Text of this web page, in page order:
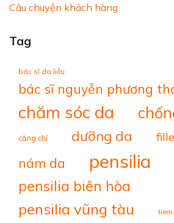
Câu chuyện khách hàng
Tag
bác sĩ da liễu
bác sĩ nguyễn phương
chăm sóc da
căng chỉ dưỡng da
nám da pensilia
pensilia biên hòa
pensilia vũng tàu